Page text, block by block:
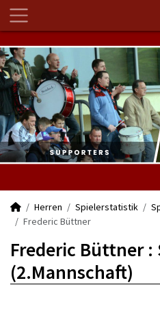
Herren Spielerstatistik
Frederic Büttner
Frederic Büttner :
(2.Mannschaft)